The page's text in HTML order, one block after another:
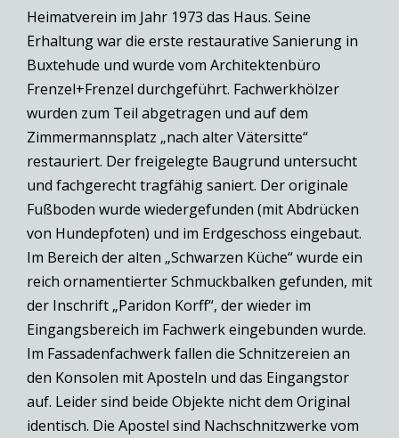
Heimatverein im Jahr 1973 das Haus. Seine
Erhaltung war die erste restaurative Sanierung in
Buxtehude und wurde vom Architektenbüro
Frenzel+Frenzel durchgeführt. Fachwerkhölzer
wurden zum Teil abgetragen und auf dem
Zimmermannsplatz „nach alter Vätersitte“
restauriert. Der freigelegte Baugrund untersucht
und fachgerecht tragfähig saniert. Der originale
Fußboden wurde wiedergefunden (mit Abdrücken
von Hundepfoten) und im Erdgeschoss eingebaut.
Im Bereich der alten „Schwarzen Küche“ wurde ein
reich ornamentierter Schmuckbalken gefunden, mit
der Inschrift „Paridon Korff“, der wieder im
Eingangsbereich im Fachwerk eingebunden wurde.
Im Fassadenfachwerk fallen die Schnitzereien an
den Konsolen mit Aposteln und das Eingangstor
auf. Leider sind beide Objekte nicht dem Original
identisch. Die Apostel sind Nachschnitzwerke vom